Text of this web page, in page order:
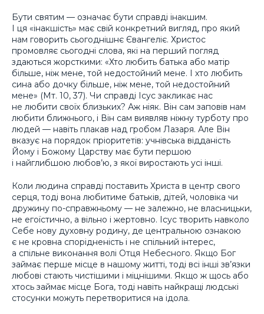
Бути святим — означає бути справді інакшим.
І ця «інакшість» має свій конкретний вигляд, про який
нам говорить сьогоднішнє Євангеліє. Христос
промовляє сьогодні слова, які на перший погляд
здаються жорсткими: «Хто любить батька або матір
більше, ніж мене, той недостойний мене. І хто любить
сина або дочку більше, ніж мене, той недостойний
мене» (Мт. 10, 37). Чи справді Ісус закликає нас
не любити своїх близьких? Аж ніяк. Він сам заповів нам
любити ближнього, і Він сам виявляв ніжну турботу про
людей — навіть плакав над гробом Лазаря. Але Він
вказує на порядок пріоритетів: учнівська відданість
Йому і Божому Царству має бути першою
і найглибшою любов’ю, з якої виростають усі інші.
Коли людина справді поставить Христа в центр свого
серця, тоді вона любитиме батьків, дітей, чоловіка чи
дружину по-справжньому — не залежно, не власницьки,
не егоїстично, а вільно і жертовно. Ісус творить навколо
Себе нову духовну родину, де центральною ознакою
є не кровна спорідненість і не спільний інтерес,
а спільне виконання волі Отця Небесного. Якщо Бог
займає перше місце в нашому житті, тоді всі інші зв’язки
любові стають чистішими і міцнішими. Якщо ж щось або
хтось займає місце Бога, тоді навіть найкращі людські
стосунки можуть перетворитися на ідола.